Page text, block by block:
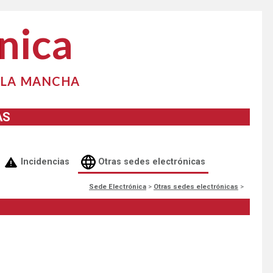
MANCHA
Incidencias Otras sedes electrónicas
Sede Electrónica > Otras sedes electrónicas >